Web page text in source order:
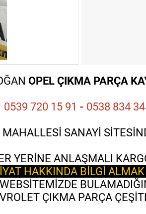
OPEL ÇIKMA PARÇA
0539 720 15 91 - 0538 834
SANAYİ
YERİNE ANLAŞMALI
HAKKINDA BİLGİ
WEBSİTEMİZDE
ÇIKMA PARÇA